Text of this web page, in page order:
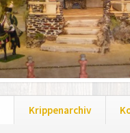
Krippenarchiv